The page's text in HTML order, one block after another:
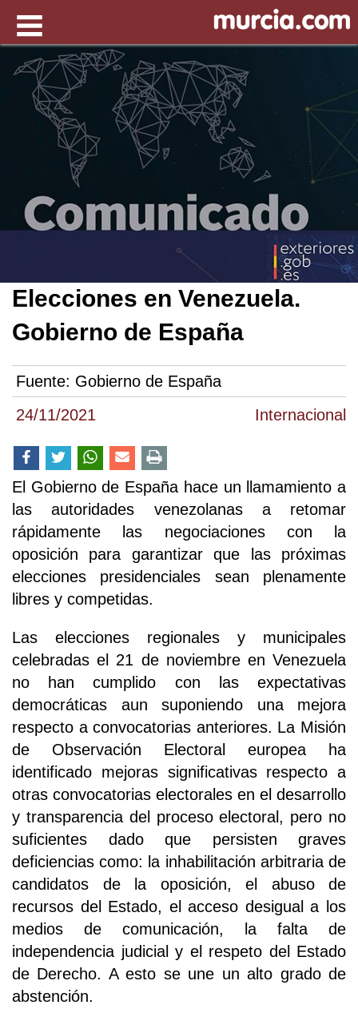
24/11/2021 Internacional
Elecciones en Venezuela.
Gobierno de España
Fuente: Gobierno de España
El Gobierno de España hace un llamamiento a
las autoridades venezolanas a retomar
rápidamente las negociaciones con la
oposición para garantizar que las próximas
elecciones presidenciales sean plenamente
libres y competidas.
Las elecciones regionales y municipales
celebradas el 21 de noviembre en Venezuela
no han cumplido con las expectativas
democráticas aun suponiendo una mejora
respecto a convocatorias anteriores. La Misión
de Observación Electoral europea ha
identificado mejoras significativas respecto a
otras convocatorias electorales en el desarrollo
y transparencia del proceso electoral, pero no
suficientes dado que persisten graves
deficiencias como: la inhabilitación arbitraria de
candidatos de la oposición, el abuso de
recursos del Estado, el acceso desigual a los
medios de comunicación, la falta de
independencia judicial y el respeto del Estado
de Derecho. A esto se une un alto grado de
abstención.